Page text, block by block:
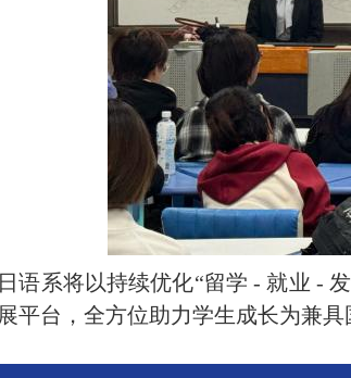
语系将以持续优化“留学 - 就业 -
平台，全方位助力学生成长为兼